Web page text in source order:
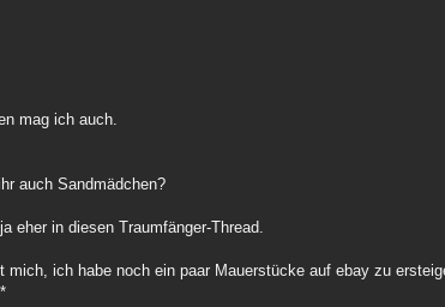
mag ich auch.
auch Sandmädchen?
eher in diesen Traumfänger-Thread.
mich, ich habe noch ein paar Mauerstücke auf ebay zu